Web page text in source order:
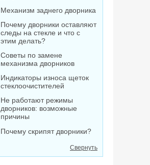
Механизм заднего дворника
Почему дворники оставляют
следы на стекле и что с
этим делать?
Советы по замене
механизма дворников
Индикаторы износа щеток
стеклоочистителей
Не работают режимы
дворников: возможные
причины
Почему скрипят дворники?
Свернуть